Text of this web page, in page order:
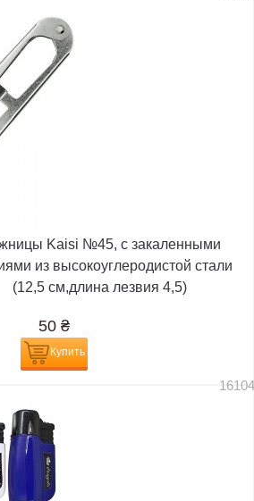
Kaisi №45, с закаленными
из высокоуглеродистой стали
(12,5 см,длина лезвия 4,5)
50 ₴
Купить